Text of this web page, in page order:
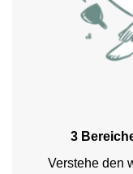
3
Verstehe den